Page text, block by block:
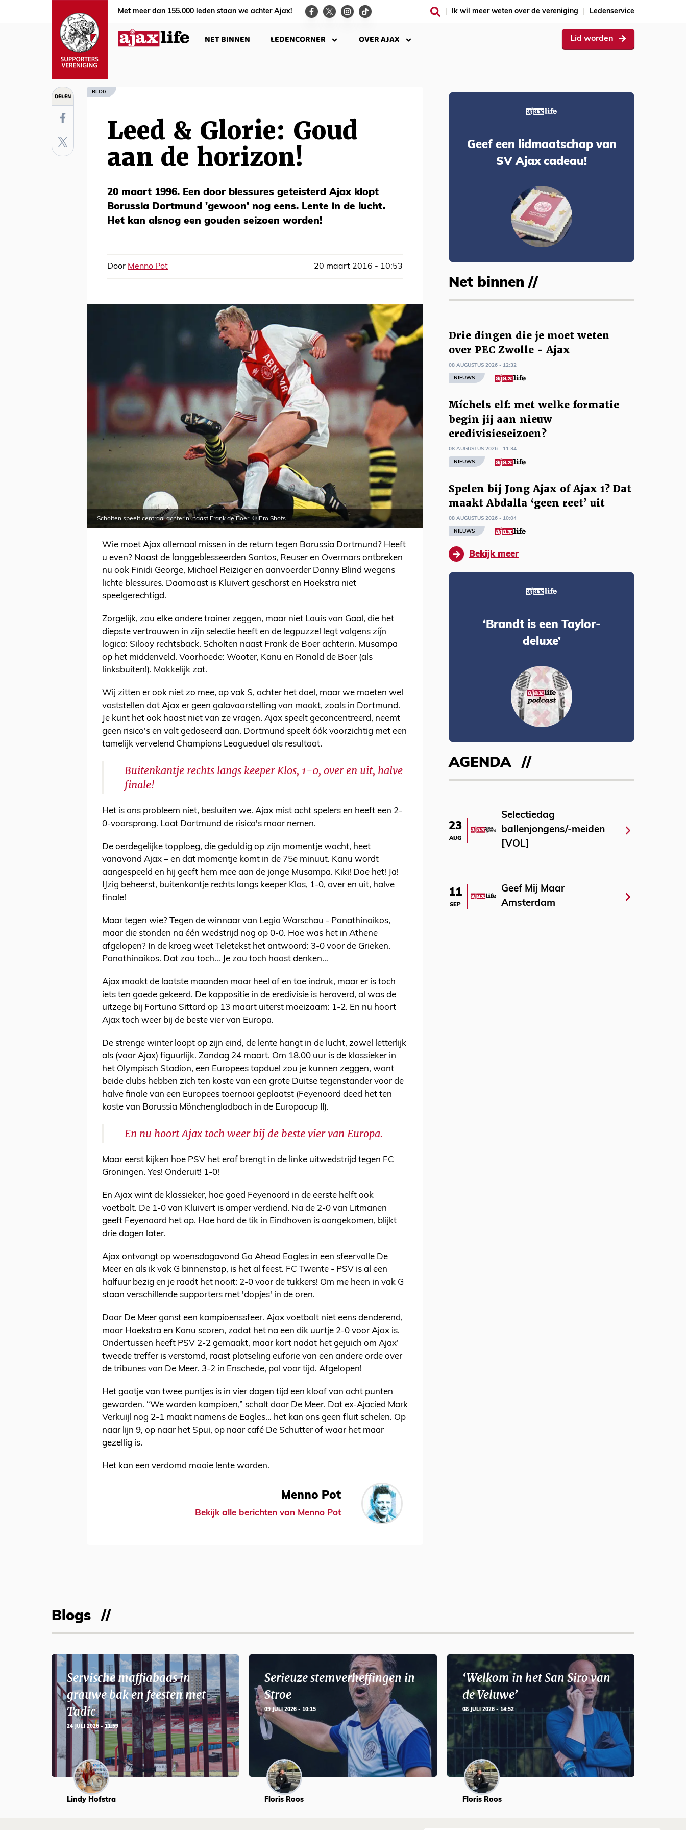
Met meer dan 155.000 leden staan we achter Ajax! Ik wil meer weten over de vereniging Ledenservice
NET BINNEN LEDENCORNER OVER AJAX Lid worden
DELEN BLOG
Leed & Glorie: Goud
aan de horizon!
20 maart 1996. Een door blessures geteisterd Ajax klopt
Borussia Dortmund 'gewoon' nog eens. Lente in de lucht.
Het kan alsnog een gouden seizoen worden!
Door Menno Pot 20 maart 2016 - 10:53
Scholten speelt centraal achterin, naast Frank de Boer. © Pro Shots
Wie moet Ajax allemaal missen in de return tegen Borussia Dortmund? Heeft
u even? Naast de langgeblesseerden Santos, Reuser en Overmars ontbreken
nu ook Finidi George, Michael Reiziger en aanvoerder Danny Blind wegens
lichte blessures. Daarnaast is Kluivert geschorst en Hoekstra niet
speelgerechtigd.
Zorgelijk, zou elke andere trainer zeggen, maar niet Louis van Gaal, die het
diepste vertrouwen in zijn selectie heeft en de legpuzzel legt volgens zíjn
logica: Silooy rechtsback. Scholten naast Frank de Boer achterin. Musampa
op het middenveld. Voorhoede: Wooter, Kanu en Ronald de Boer (als
linksbuiten!). Makkelijk zat.
Wij zitten er ook niet zo mee, op vak S, achter het doel, maar we moeten wel
vaststellen dat Ajax er geen galavoorstelling van maakt, zoals in Dortmund.
Je kunt het ook haast niet van ze vragen. Ajax speelt geconcentreerd, neemt
geen risico's en valt gedoseerd aan. Dortmund speelt óók voorzichtig met een
tamelijk vervelend Champions Leagueduel als resultaat.
Buitenkantje rechts langs keeper Klos, 1-0, over en uit, halve
finale!
Het is ons probleem niet, besluiten we. Ajax mist acht spelers en heeft een 2-
0-voorsprong. Laat Dortmund de risico's maar nemen.
De oerdegelijke topploeg, die geduldig op zijn momentje wacht, heet
vanavond Ajax – en dat momentje komt in de 75e minuut. Kanu wordt
aangespeeld en hij geeft hem mee aan de jonge Musampa. Kiki! Doe het! Ja!
IJzig beheerst, buitenkantje rechts langs keeper Klos, 1-0, over en uit, halve
finale!
Maar tegen wie? Tegen de winnaar van Legia Warschau - Panathinaikos,
maar die stonden na één wedstrijd nog op 0-0. Hoe was het in Athene
afgelopen? In de kroeg weet Teletekst het antwoord: 3-0 voor de Grieken.
Panathinaikos. Dat zou toch… Je zou toch haast denken…
Ajax maakt de laatste maanden maar heel af en toe indruk, maar er is toch
iets ten goede gekeerd. De koppositie in de eredivisie is heroverd, al was de
uitzege bij Fortuna Sittard op 13 maart uiterst moeizaam: 1-2. En nu hoort
Ajax toch weer bij de beste vier van Europa.
De strenge winter loopt op zijn eind, de lente hangt in de lucht, zowel letterlijk
als (voor Ajax) figuurlijk. Zondag 24 maart. Om 18.00 uur is de klassieker in
het Olympisch Stadion, een Europees topduel zou je kunnen zeggen, want
beide clubs hebben zich ten koste van een grote Duitse tegenstander voor de
halve finale van een Europees toernooi geplaatst (Feyenoord deed het ten
koste van Borussia Mönchengladbach in de Europacup II).
En nu hoort Ajax toch weer bij de beste vier van Europa.
Maar eerst kijken hoe PSV het eraf brengt in de linke uitwedstrijd tegen FC
Groningen. Yes! Onderuit! 1-0!
En Ajax wint de klassieker, hoe goed Feyenoord in de eerste helft ook
voetbalt. De 1-0 van Kluivert is amper verdiend. Na de 2-0 van Litmanen
geeft Feyenoord het op. Hoe hard de tik in Eindhoven is aangekomen, blijkt
drie dagen later.
Ajax ontvangt op woensdagavond Go Ahead Eagles in een sfeervolle De
Meer en als ik vak G binnenstap, is het al feest. FC Twente - PSV is al een
halfuur bezig en je raadt het nooit: 2-0 voor de tukkers! Om me heen in vak G
staan verschillende supporters met 'dopjes' in de oren.
Door De Meer gonst een kampioenssfeer. Ajax voetbalt niet eens denderend,
maar Hoekstra en Kanu scoren, zodat het na een dik uurtje 2-0 voor Ajax is.
Ondertussen heeft PSV 2-2 gemaakt, maar kort nadat het gejuich om Ajax’
tweede treffer is verstomd, raast plotseling euforie van een andere orde over
de tribunes van De Meer. 3-2 in Enschede, pal voor tijd. Afgelopen!
Het gaatje van twee puntjes is in vier dagen tijd een kloof van acht punten
geworden. “We worden kampioen,” schalt door De Meer. Dat ex-Ajacied Mark
Verkuijl nog 2-1 maakt namens de Eagles… het kan ons geen fluit schelen. Op
naar lijn 9, op naar het Spui, op naar café De Schutter of waar het maar
gezellig is.
Het kan een verdomd mooie lente worden.
Menno Pot
Bekijk alle berichten van Menno Pot
Geef een lidmaatschap van
SV Ajax cadeau!
Net binnen //
Drie dingen die je moet weten
over PEC Zwolle - Ajax
08 AUGUSTUS 2026 - 12:32
NIEUWS
Míchels elf: met welke formatie
begin jij aan nieuw
eredivisieseizoen?
08 AUGUSTUS 2026 - 11:34
NIEUWS
Spelen bij Jong Ajax of Ajax 1? Dat
maakt Abdalla ‘geen reet’ uit
08 AUGUSTUS 2026 - 10:04
NIEUWS
Bekijk meer
‘Brandt is een Taylor-
deluxe’
AGENDA
23
AUG
Selectiedag
ballenjongens/-meiden
[VOL]
11
SEP
Geef Mij Maar
Amsterdam
Blogs
Servische maffiabaas in
grauwe bak en feesten met
Tadic
24 JULI 2026 - 11:59
Lindy Hofstra
Serieuze stemverheffingen in
Stroe
09 JULI 2026 - 10:15
Floris Roos
‘Welkom in het San Siro van
de Veluwe’
08 JULI 2026 - 14:52
Floris Roos